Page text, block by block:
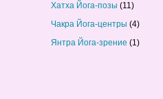
Хатха Йога-позы (11)
Чакра Йога-центры (4)
Янтра Йога-зрение (1)